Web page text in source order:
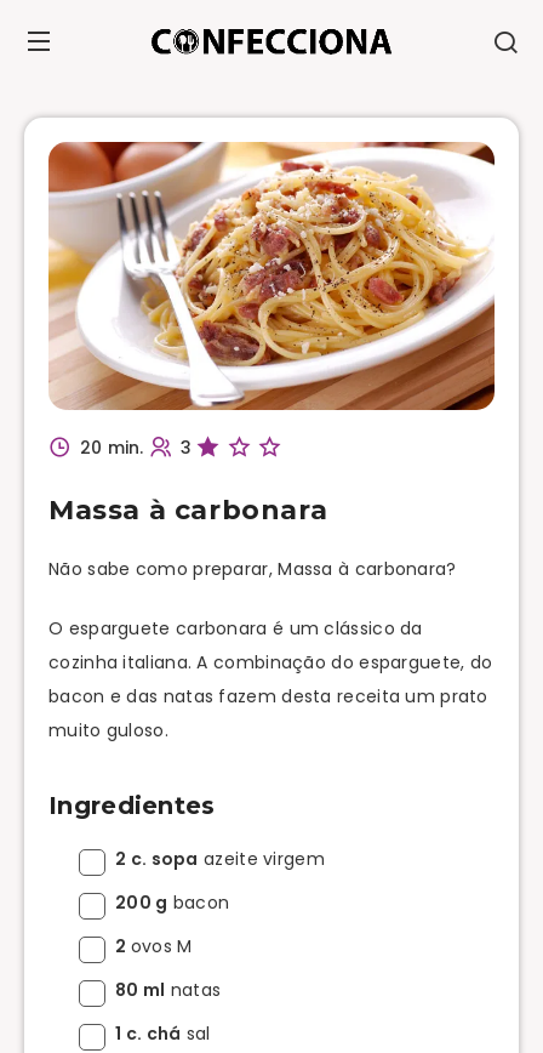
20 min. 3
Massa à carbonara
Não sabe como preparar, Massa à carbonara?
O esparguete carbonara é um clássico da
cozinha italiana. A combinação do esparguete, do
bacon e das natas fazem desta receita um prato
muito guloso.
Ingredientes
2 c. sopa azeite virgem
200 g bacon
2 ovos M
80 ml natas
1 c. chá sal